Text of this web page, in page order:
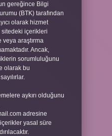
gereğince Bilgi
(BTK) tarafından
olarak hizmet
içerikleri
araştırma
Ancak,
sorumluluğunu
olarak bu
aykırı olduğunu
adresine
yasal süre